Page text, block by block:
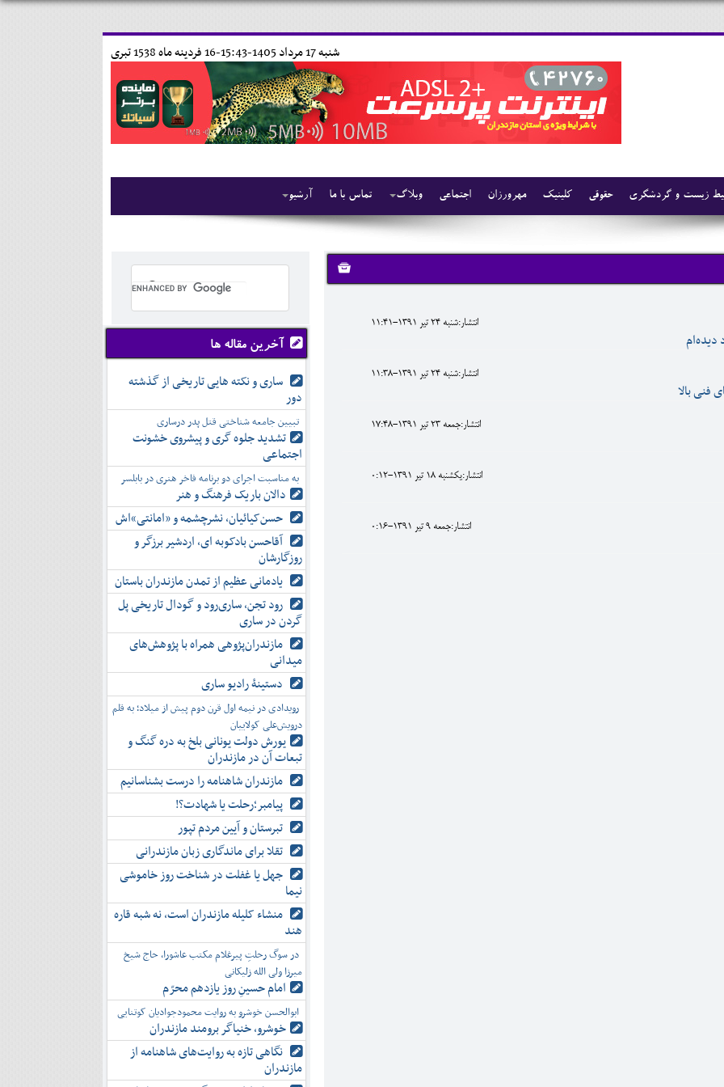
16 فردينه ماه 1538 تبری شنبه 17 مرداد 1405-15:43-
آرشیو تماس با ما وبلاگ اجتماعی مهرورزان کلینیک حقوقی زیست و گردشگری
انتشار:شنبه 24 تير 1391-11:41
دیده‌ام
انتشار:شنبه 24 تير 1391-11:38
فنی بالا
انتشار:جمعه 23 تير 1391-17:48
انتشار:يکشنبه 18 تير 1391-0:12
انتشار:جمعه 9 تير 1391-0:16
آخرین مقاله ها
ساری و نکته هایی تاریخی از گذشته
دور
تبیین جامعه شناختی قتل پدر درساری
تشدید جلوه‌ گری و پیشروی خشونت
اجتماعی
به مناسبت اجرای دو برنامه فاخر هنری در بابلسر
دالان باریک فرهنگ و هنر
حسن‌کیائیان، نشرچشمه و «امانتی»اش
آقاحسن بادکوبه ای، اردشیر برزگر و
روزگارشان
یادمانی عظیم از تمدن مازندران باستان
رود تجن، ساری‌رود و گودال تاریخی پل
گردن در ساری
مازندران‌پژوهی همراه با پژوهش‌های
میدانی
دستینۀ رادیو ساری
رویدادی در نیمه اول قرن دوم پیش از میلاد؛ به قلم
درویش‌علی کولاییان
یورش دولت یونانی بلخ به دره گنگ و
تبعات آن در مازندران
مازندران شاهنامه را درست بشناسانیم
پیامبر؛رحلت یا شهادت؟!
تبرستان و آیین مردم تپور
تقلا برای ماندگاری زبان مازندرانی
جهل یا غفلت در شناخت روز خاموشی
نیما
منشاء کلیله مازندران است، نه شبه قاره
هند
در سوگ رحلتِ پیرغلام مکتب عاشورا، حاج شیخ
میرزا ولی الله زلیکانی
امام حسینِ روز یازدهم محرّم
ابوالحسن خوشرو به روایت محمودجوادیان کوتنایی
خوشرو، خنياگر برومند مازندران
نگاهی تازه به روایت‌های شاهنامه از
مازندران